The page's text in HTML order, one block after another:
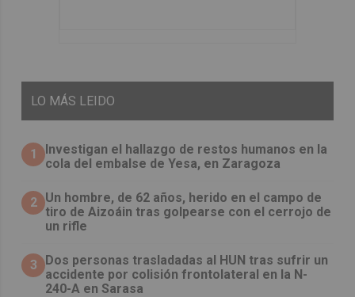
LO MÁS LEIDO
1
Investigan el hallazgo de restos humanos en la
cola del embalse de Yesa, en Zaragoza
2 Un hombre, de 62 años, herido en el campo de
tiro de Aizoáin tras golpearse con el cerrojo de
un rifle
3
​Dos personas trasladadas al HUN tras sufrir un
accidente por colisión frontolateral en la N-
240-A en Sarasa